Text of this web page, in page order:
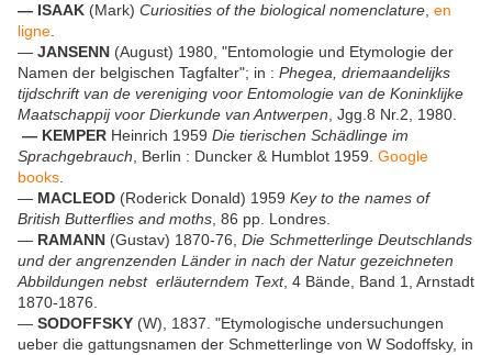
— ISAAK (Mark) Curiosities of the biological nomenclature en
ligne
— JANSENN (August) 1980, "Entomologie und Etymologie der
Namen der belgischen Tagfalter"; in : Phegea, driemaandelijks
tijdschrift van de vereniging voor Entomologie van de Koninklijke
Maatschappij voor Dierkunde van Antwerpen , Jgg.8 Nr.2, 1980.
— KEMPER Heinrich 1959 Die tierischen Schädlinge im
Sprachgebrauch , Berlin : Duncker & Humblot 1959. Google
books
— MACLEOD (Roderick Donald) 1959 Key to the names of
British Butterflies and moths , 86 pp. Londres.
— RAMANN (Gustav) 1870-76, Die Schmetterlinge Deutschlands
und der angrenzenden Länder in nach der Natur gezeichneten
Abbildungen nebst erläuterndem Text, 4 Bände, Band 1, Arnstadt
1870-1876.
— SODOFFSKY (W), 1837. "Etymologische undersuchungen
ueber die gattungsnamen der Schmetterlinge von W Sodoffsky, in